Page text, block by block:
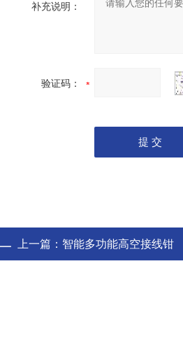
补充说明：
验证码：
上一篇： 智能多功能高空接线钳